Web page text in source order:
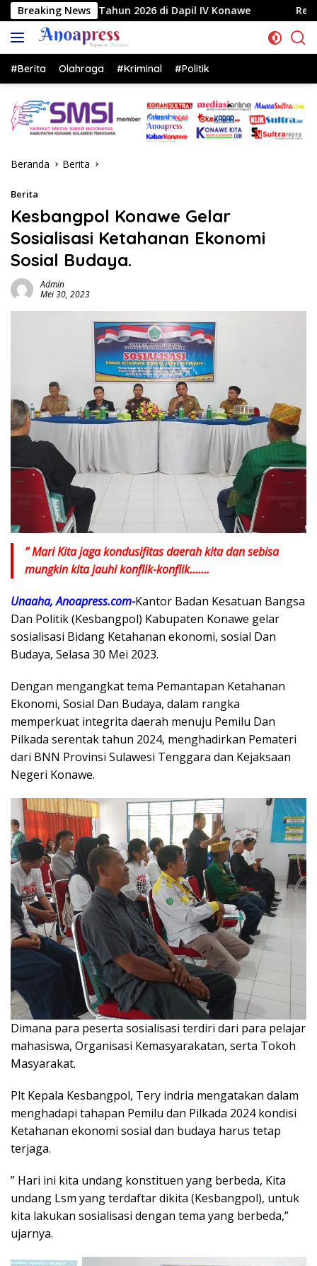
Langsung
ke
konten
Breaking News
2026 di Dapil IV Konawe Reses di Labela,
#Berita Olahraga #Kriminal #Politik
Beranda Berita
Berita
Kesbangpol Konawe Gelar
Sosialisasi Ketahanan Ekonomi
Sosial Budaya.
Admin
Mei 30, 2023
” Mari Kita jaga kondusifitas daerah kita dan sebisa
mungkin kita jauhi konflik-konflik…….
Unaaha, Anoapress.com-Kantor Badan Kesatuan Bangsa
Dan Politik (Kesbangpol) Kabupaten Konawe gelar
sosialisasi Bidang Ketahanan ekonomi, sosial Dan
Budaya, Selasa 30 Mei 2023.
Dengan mengangkat tema Pemantapan Ketahanan
Ekonomi, Sosial Dan Budaya, dalam rangka
memperkuat integrita daerah menuju Pemilu Dan
Pilkada serentak tahun 2024, menghadirkan Pemateri
dari BNN Provinsi Sulawesi Tenggara dan Kejaksaan
Negeri Konawe.
Dimana para peserta sosialisasi terdiri dari para pelajar
mahasiswa, Organisasi Kemasyarakatan, serta Tokoh
Masyarakat.
Plt Kepala Kesbangpol, Tery indria mengatakan dalam
menghadapi tahapan Pemilu dan Pilkada 2024 kondisi
Ketahanan ekonomi sosial dan budaya harus tetap
terjaga.
” Hari ini kita undang konstituen yang berbeda, Kita
undang Lsm yang terdaftar dikita (Kesbangpol), untuk
kita lakukan sosialisasi dengan tema yang berbeda,”
ujarnya.